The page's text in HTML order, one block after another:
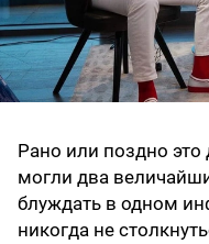
Рано или поздно
могли два
блуждать в одном
никогда не